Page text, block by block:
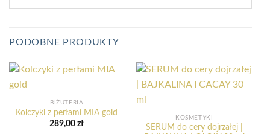
PODOBNE PRODUKTY
BIŻUTERIA
Kolczyki z perłami MIA gold
289,00zł
KOSMETYKI
SERUM do cery dojrzałej |